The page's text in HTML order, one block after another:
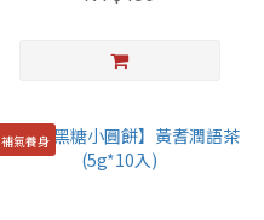
補氣養身